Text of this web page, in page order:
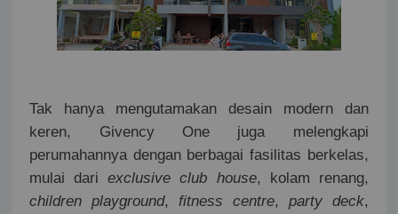
Tak hanya mengutamakan desain modern dan
keren, Givency One juga melengkapi
perumahannya dengan berbagai fasilitas berkelas,
mulai dariexclusive club house, kolam renang,
children playground,fitness centre, party deck,